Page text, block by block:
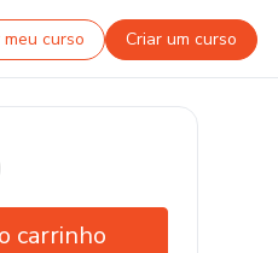
curso Criar um curso
carrinho